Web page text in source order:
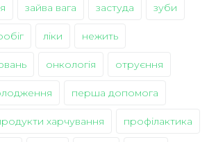
зайва вага застуда зуби
ліки нежить
онкологія отруєння
перша допомога
харчування профілактика